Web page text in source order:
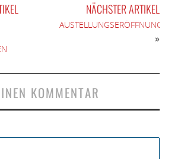
NÄCHSTER ARTIKEL
AUSTELLUNGSERÖFFNUNG
»
KOMMENTAR